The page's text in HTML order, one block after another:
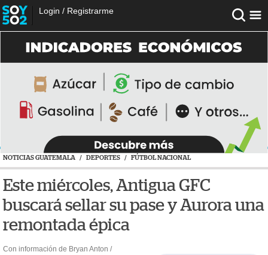
Login / Registrarme
NOTICIAS GUATEMALA / DEPORTES / FÚTBOL NACIONAL
Este miércoles, Antigua GFC
buscará sellar su pase y Aurora una
remontada épica
Con información de Bryan Anton /